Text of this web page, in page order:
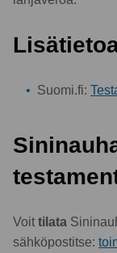
Suomi.fi:
Voit tilata
sähköpostitse: